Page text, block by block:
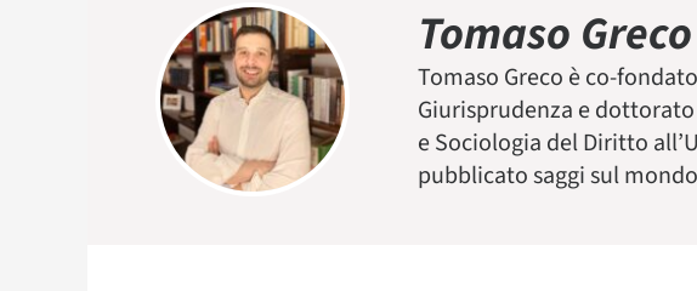
Tomaso Greco
Tomaso Greco è co-
Giurisprudenza e
e Sociologia del Diritto
pubblicato saggi sul